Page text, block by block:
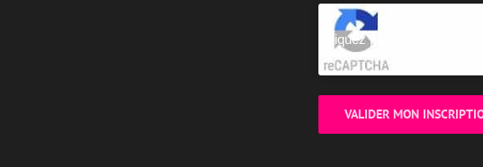
Cliquez pour accepter la